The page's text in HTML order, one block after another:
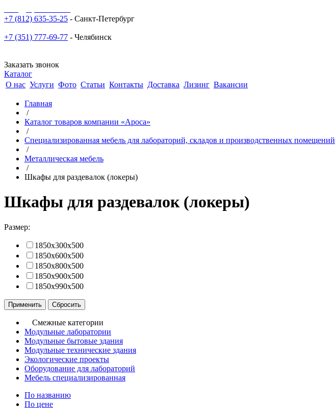
+7 (812) 635-35-25 - Санкт-Петербург
+7 (351) 777-69-77 - Челябинск
Заказать звонок
Каталог
О нас Услуги Фото Статьи Контакты Доставка Лизинг Вакансии
Главная
/
Каталог товаров компании «Ароса»
/
Специализированная мебель для лабораторий, складов и производственных помещений
/
Металлическая мебель
/
Шкафы для раздевалок (локеры)
Шкафы для раздевалок (локеры)
Размер:
1850x300x500
1850x600x500
1850x800x500
1850x900x500
1850x990x500
Смежные категории
Модульные лаборатории
Модульные бытовые здания
Модульные технические здания
Экологические проекты
Оборудование для лабораторий
Мебель специализированная
По названию
По цене